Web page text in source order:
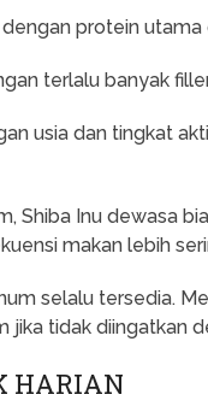
dengan protein utama
terlalu banyak
usia dan tingkat
Shiba Inu dewasa
makan lebih
selalu tersedia.
jika tidak diingatkan
HARIAN